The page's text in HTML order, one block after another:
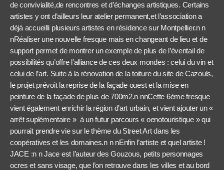
de convivialité,de rencontres et d’échanges artistiques. Certains
artistes y ont d’ailleurs leur atelier permanent,et l’association a
déjà accueilli plusieurs artistes en résidence sur Montpellier.n n
nRéaliser une nouvelle fresque mais en changeant de lieu et de
support permet de montrer un exemple de plus de l’éventail de
possibilités qu’offre l’alliance de ces deux mondes : celui du vin et
celui de l’art. Suite à la rénovation de la toiture du site de Cazouls,
le projet prévoit la reprise de la façade ouest et la mise en
peinture de la façade de plus de 700m2.n nnCette 6ème fresque
vient également enrichir la région d’art urbain, et vient ajouter un «
arrêt suplémentaire » à un futur parcours « oenotouristique » qui
pourrait prendre vie sur le thème du Street Art dans les
coopératives et les domaines.n n nEnfin l’artiste et quel artiste !
JACE :n n Jace est l’auteur des Gouzous, petits personnages
ocres et sans visage, que l’on retrouve dans les villes et au bord